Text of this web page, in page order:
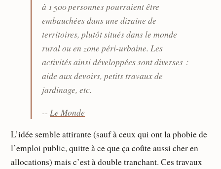
à 1 500 personnes pourraient être
embauchées dans une dizaine de
territoires, plutôt situés dans le monde
rural ou en zone péri-urbaine. Les
activités ainsi développées sont diverses :
aide aux devoirs, petits travaux de
jardinage, etc.
-- Le Monde
L’idée semble attirante (sauf à ceux qui ont la phobie de
l’emploi public, quitte à ce que ça coûte aussi cher en
allocations) mais c’est à double tranchant. Ces travaux